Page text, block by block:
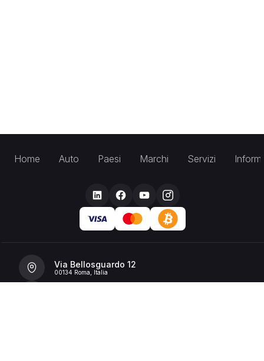
Home Auto Paesi Marchi Servizi
Via Bellosguardo 12
00134 Roma, Italia